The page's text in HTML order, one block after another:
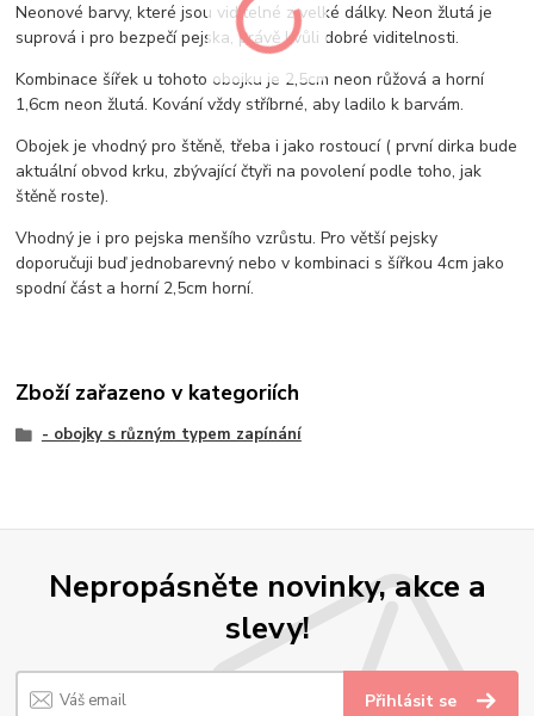
Neonové barvy, které jsou viditelné z velké dálky. Neon žlutá je
suprová i pro bezpečí pejska, právě kvůli dobré viditelnosti.
Kombinace šířek u tohoto obojku je 2,5cm neon růžová a horní
1,6cm neon žlutá. Kování vždy stříbrné, aby ladilo k barvám.
Obojek je vhodný pro štěně, třeba i jako rostoucí ( první dirka bude
aktuální obvod krku, zbývající čtyři na povolení podle toho, jak
štěně roste).
Vhodný je i pro pejska menšího vzrůstu. Pro větší pejsky
doporučuji buď jednobarevný nebo v kombinaci s šířkou 4cm jako
spodní část a horní 2,5cm horní.
Zboží zařazeno v kategoriích
- obojky s různým typem zapínání
Nepropásněte novinky, akce a
slevy!
Přihlásit se